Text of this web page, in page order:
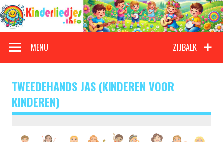
Doorgaan
naar
inhoud
Kinderliedjes
ZIJBALK
MENU
TWEEDEHANDS JAS (KINDEREN VOOR
KINDEREN)